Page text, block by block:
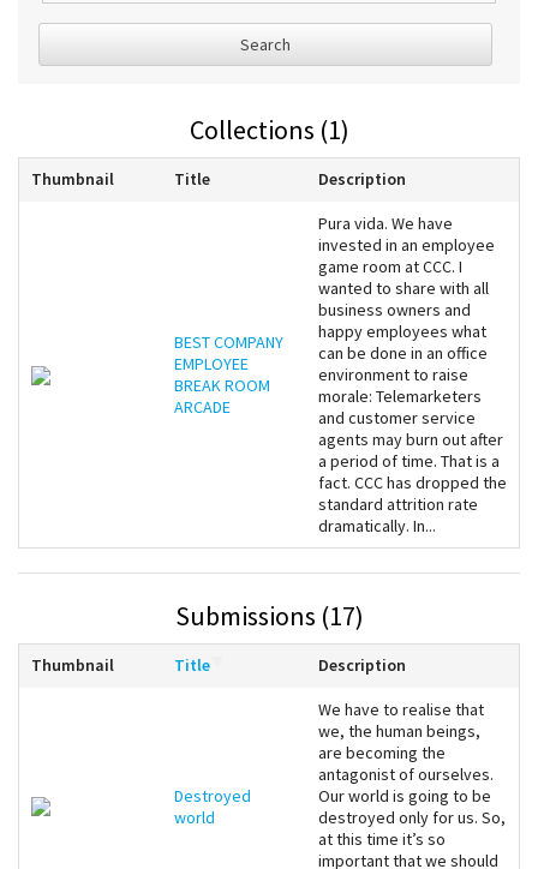
Search
Collections (1)
Thumbnail Title Description
BEST COMPANY
EMPLOYEE
BREAK ROOM
ARCADE
Pura vida. We have
invested in an employee
game room at CCC. I
wanted to share with all
business owners and
happy employees what
can be done in an office
environment to raise
morale: Telemarketers
and customer service
agents may burn out after
a period of time. That is a
fact. CCC has dropped the
standard attrition rate
dramatically. In...
Submissions (17)
Thumbnail Title Description
Destroyed
world
We have to realise that
we, the human beings,
are becoming the
antagonist of ourselves.
Our world is going to be
destroyed only for us. So,
at this time it’s so
important that we should